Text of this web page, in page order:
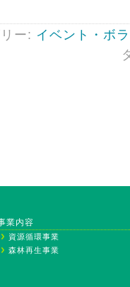
ー: イベント・ボ
業内容
資源循環事業
森林再生事業